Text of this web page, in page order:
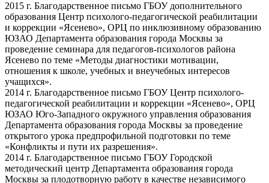
2015 г. Благодарственное письмо ГБОУ дополнительного
образования Центр психолого-педагогической реабилитации
и коррекции «Ясенево», ОРЦ по инклюзивному образованию
ЮЗАО Департамента образования города Москвы за
проведение семинара для педагогов-психологов района
Ясенево по теме «Методы диагностики мотивации,
отношения к школе, учебных и внеучебных интересов
учащихся».
2014 г. Благодарственное письмо ГБОУ Центр психолого-
педагогической реабилитации и коррекции «Ясенево», ОРЦ
ЮЗАО Юго-Западного окружного управления образования
Департамента образования города Москвы за проведение
открытого урока предпрофильной подготовки по теме
«Конфликты и пути их разрешения».
2014 г. Благодарственное письмо ГБОУ Городской
методический центр Департамента образования города
Москвы за плодотворную работу в качестве независимого